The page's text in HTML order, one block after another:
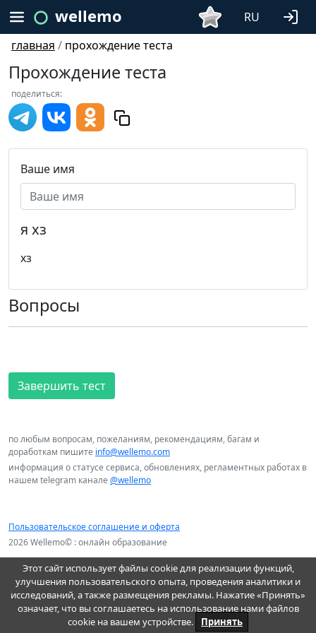
wellemo
RU
главная / прохождение теста
Прохождение теста
поделиться:
Ваше имя
я хз
хз
Вопросы
Завершить тест
по любым вопросам, пожеланиям, рекомендациям, багам и
доработкам пишите info@wellemo.com
информация о статусе сервиса, обновлениях, регламентных работах в
нашем telegram канале @wellemo
Пользовательское соглашение и оферта
2026 Wellemo© : онлайн образование
Этот сайт использует файлы cookie для реализации функций,
улучшения пользовательского опыта, проведения аналитики и
исследований, а также размещения рекламы. Нажатие «Принять»
означает, что вы соглашаетесь на использование нами файлов
cookie на вашем устройстве.
Принять